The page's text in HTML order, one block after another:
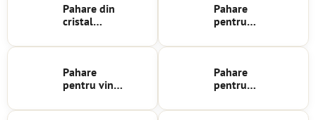
Pahare din
cristal
Pahare
pentru
Pahare
pentru vin
Pahare
pentru